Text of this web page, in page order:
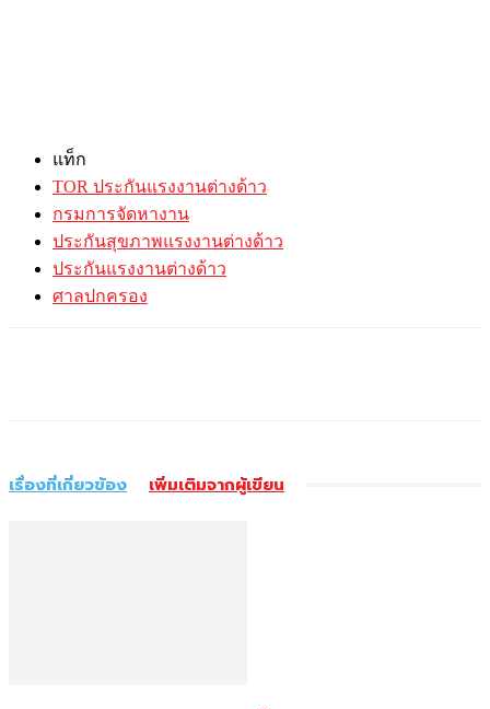
แท็ก
TOR ประกันแรงงานต่างด้าว
กรมการจัดหางาน
ประกันสุขภาพแรงงานต่างด้าว
ประกันแรงงานต่างด้าว
ศาลปกครอง
เรื่องที่เกี่ยวข้อง เพิ่มเติมจากผู้เขียน